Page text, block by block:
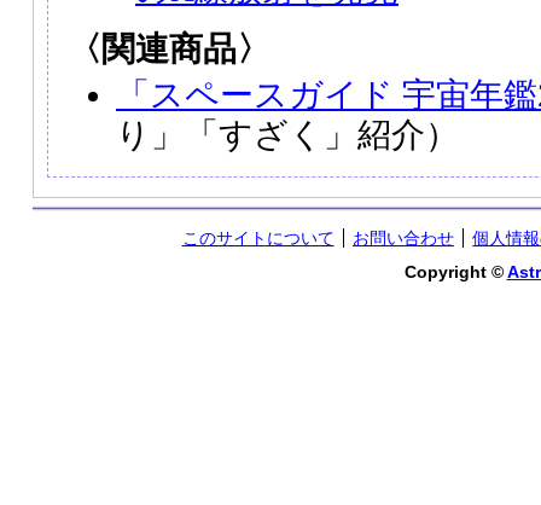
〈関連商品〉
「スペースガイド 宇宙年
り」「すざく」紹介）
このサイトについて お問い合わせ
個人情
Copyright ©